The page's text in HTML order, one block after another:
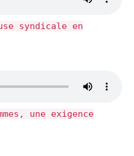
syndicale en
une exigence